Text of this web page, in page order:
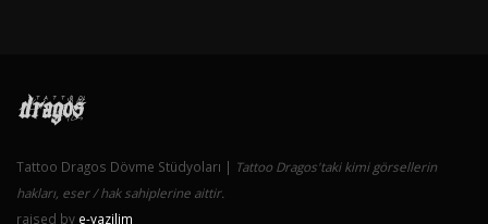
Tattoo Dragos Dövme Stüdyoları | Tattoo Dragos'taki kimi görsellerin
hakları, eser / hak sahiplerine aittir.
raised by e-yazilim